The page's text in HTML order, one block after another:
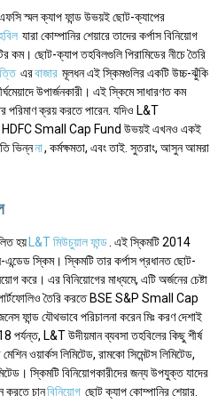
স্মল ক্যাপ ফান্ড উভয়ই ছোট-ক্যাপের
যারা কোম্পানির শেয়ারে তাদের কর্পাস বিনিয়োগ
কম। ছোট-ক্যাপ তহবিলগুলি পিরামিডের নীচে তৈরি
এরবাজার মূলধন এই স্কিমগুলির একটি উচ্চ-ঝুঁকি
উপার্জনকারী। এই স্কিমে সাধারণত কম
পরিমাণ ক্রয় করতে পারেন. যদিও L&T
Small Cap Fund উভয়ই এখনও একই
ভিন্ননা, কর্মক্ষমতা, এবং তাই. সুতরাং, আসুন আমরা
হয় L&T মিউচুয়াল ফান্ড . এই স্কিমটি 2014
স্কিম। স্কিমটি তার কর্পাস প্রধানত ছোট-
করে। এর বিনিয়োগের মাধ্যমে, এটি অর্জনের চেষ্টা
পোর্টফোলিও তৈরি করতে BSE S&P Small Cap
ফান্ড যৌথভাবে পরিচালনা করেন মিঃ করণ দেশাই
L&T উদীয়মান ব্যবসা তহবিলের কিছু শীর্ষ
ওয়ার্কস লিমিটেড, রামকো সিমেন্টস লিমিটেড,
স্কিমটি বিনিয়োগকারীদের জন্য উপযুক্ত যাদের
করতে চানবিনিয়োগ ছোট ক্যাপ কোম্পানির শেয়ার.